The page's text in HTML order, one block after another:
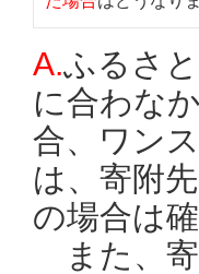
A.ふるさ
に合わな
合、ワン
は、寄附
の場合は
また、寄